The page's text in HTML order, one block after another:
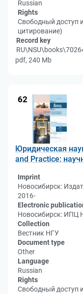
Russian
Rights
Свободный доступ
цитирование)
Record key
pdf, 240 Mb
62
Юридическая
and Practice:
Imprint
Новосибирск:
2016-
Electronic
Новосибирск: ИПЦ
Collection
Вестник НГУ
Document type
Other
Language
Russian
Rights
Свободный доступ